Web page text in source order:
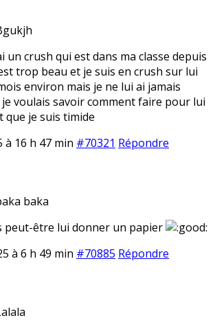
un crush qui est dans ma classe depuis
trop beau et je suis en crush sur lui
environ mais je ne lui ai jamais
voulais savoir comment faire pour lui
que je suis timide
à 16 h 47 min #70321 Répondre
baka
peut-être lui donner un papier
à 6 h 49 min #70885 Répondre